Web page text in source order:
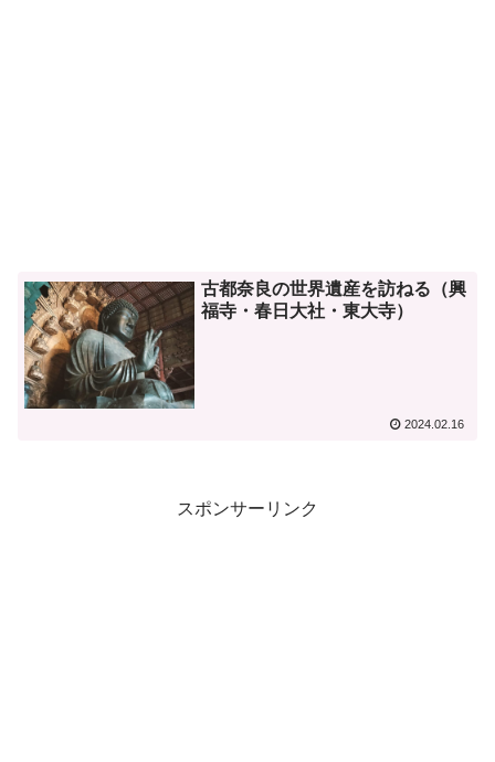
古都奈良の世界遺産を訪ねる（興
福寺・春日大社・東大寺）
2024.02.16
スポンサーリンク